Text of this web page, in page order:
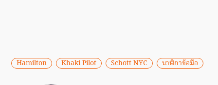
Hamilton Khaki Pilot Schott NYC นาฬิกาข้อมือ